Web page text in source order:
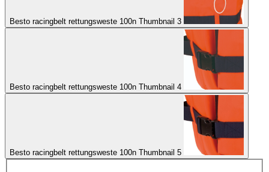
Besto racingbelt rettungsweste 100n Thumbnail 3
Besto racingbelt rettungsweste 100n Thumbnail 4
Besto racingbelt rettungsweste 100n Thumbnail 5